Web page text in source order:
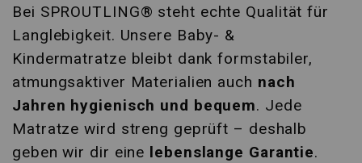
Bei SPROUTLING® steht echte Qualität für
Langlebigkeit. Unsere Baby- &
Kindermatratze bleibt dank formstabiler,
atmungsaktiver Materialien auch nach
Jahren hygienisch und bequem. Jede
Matratze wird streng geprüft – deshalb
geben wir dir eine lebenslange Garantie.